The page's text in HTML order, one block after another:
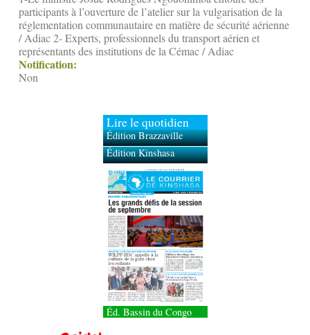
participants à l’ouverture de l’atelier sur la vulgarisation de la
réglementation communautaire en matière de sécurité aérienne
/ Adiac 2- Experts, professionnels du transport aérien et
représentants des institutions de la Cémac / Adiac
Notification:
Non
Lire le quotidien
Édition Brazzaville
Édition Kinshasa
Éd. Bassin du Congo